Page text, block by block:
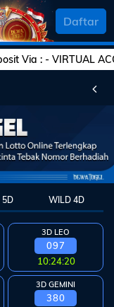
Daftar
: - VIRTUAL
5D WILD 4D
3D LEO
097
10:24:20
3D GEMINI
380